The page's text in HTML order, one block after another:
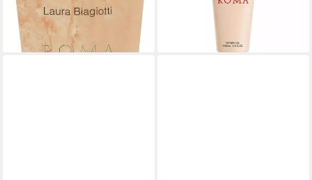
(79,93 €/ 1 l)
-23%
in 2-3 Werktagen bei dir
in 3-4 Werktagen bei dir